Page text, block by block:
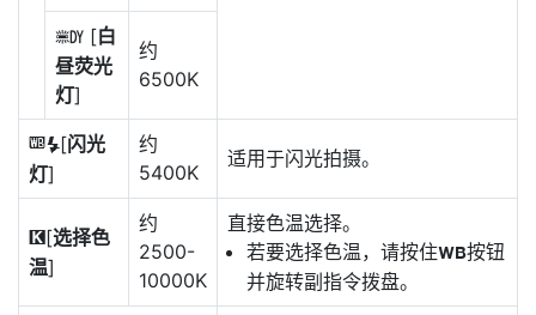
o [白
昼荧光
灯]
约
6500K
5[闪光
灯]
约
5400K
适用于闪光拍摄。
K [选择色
温]
约
2500-
10000K
直接色温选择。
若要选择色温，请按住U按钮
并旋转副指令拨盘。